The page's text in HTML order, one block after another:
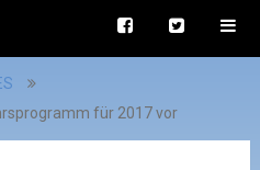
für 2017 vor